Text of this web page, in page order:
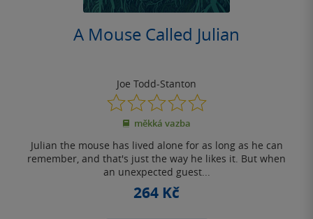
A Mouse Called Julian
Joe Todd-Stanton
0.0
z
5
měkká vazba
Julian the mouse has lived alone for as long as he can
remember, and that's just the way he likes it. But when
an unexpected guest...
264 Kč